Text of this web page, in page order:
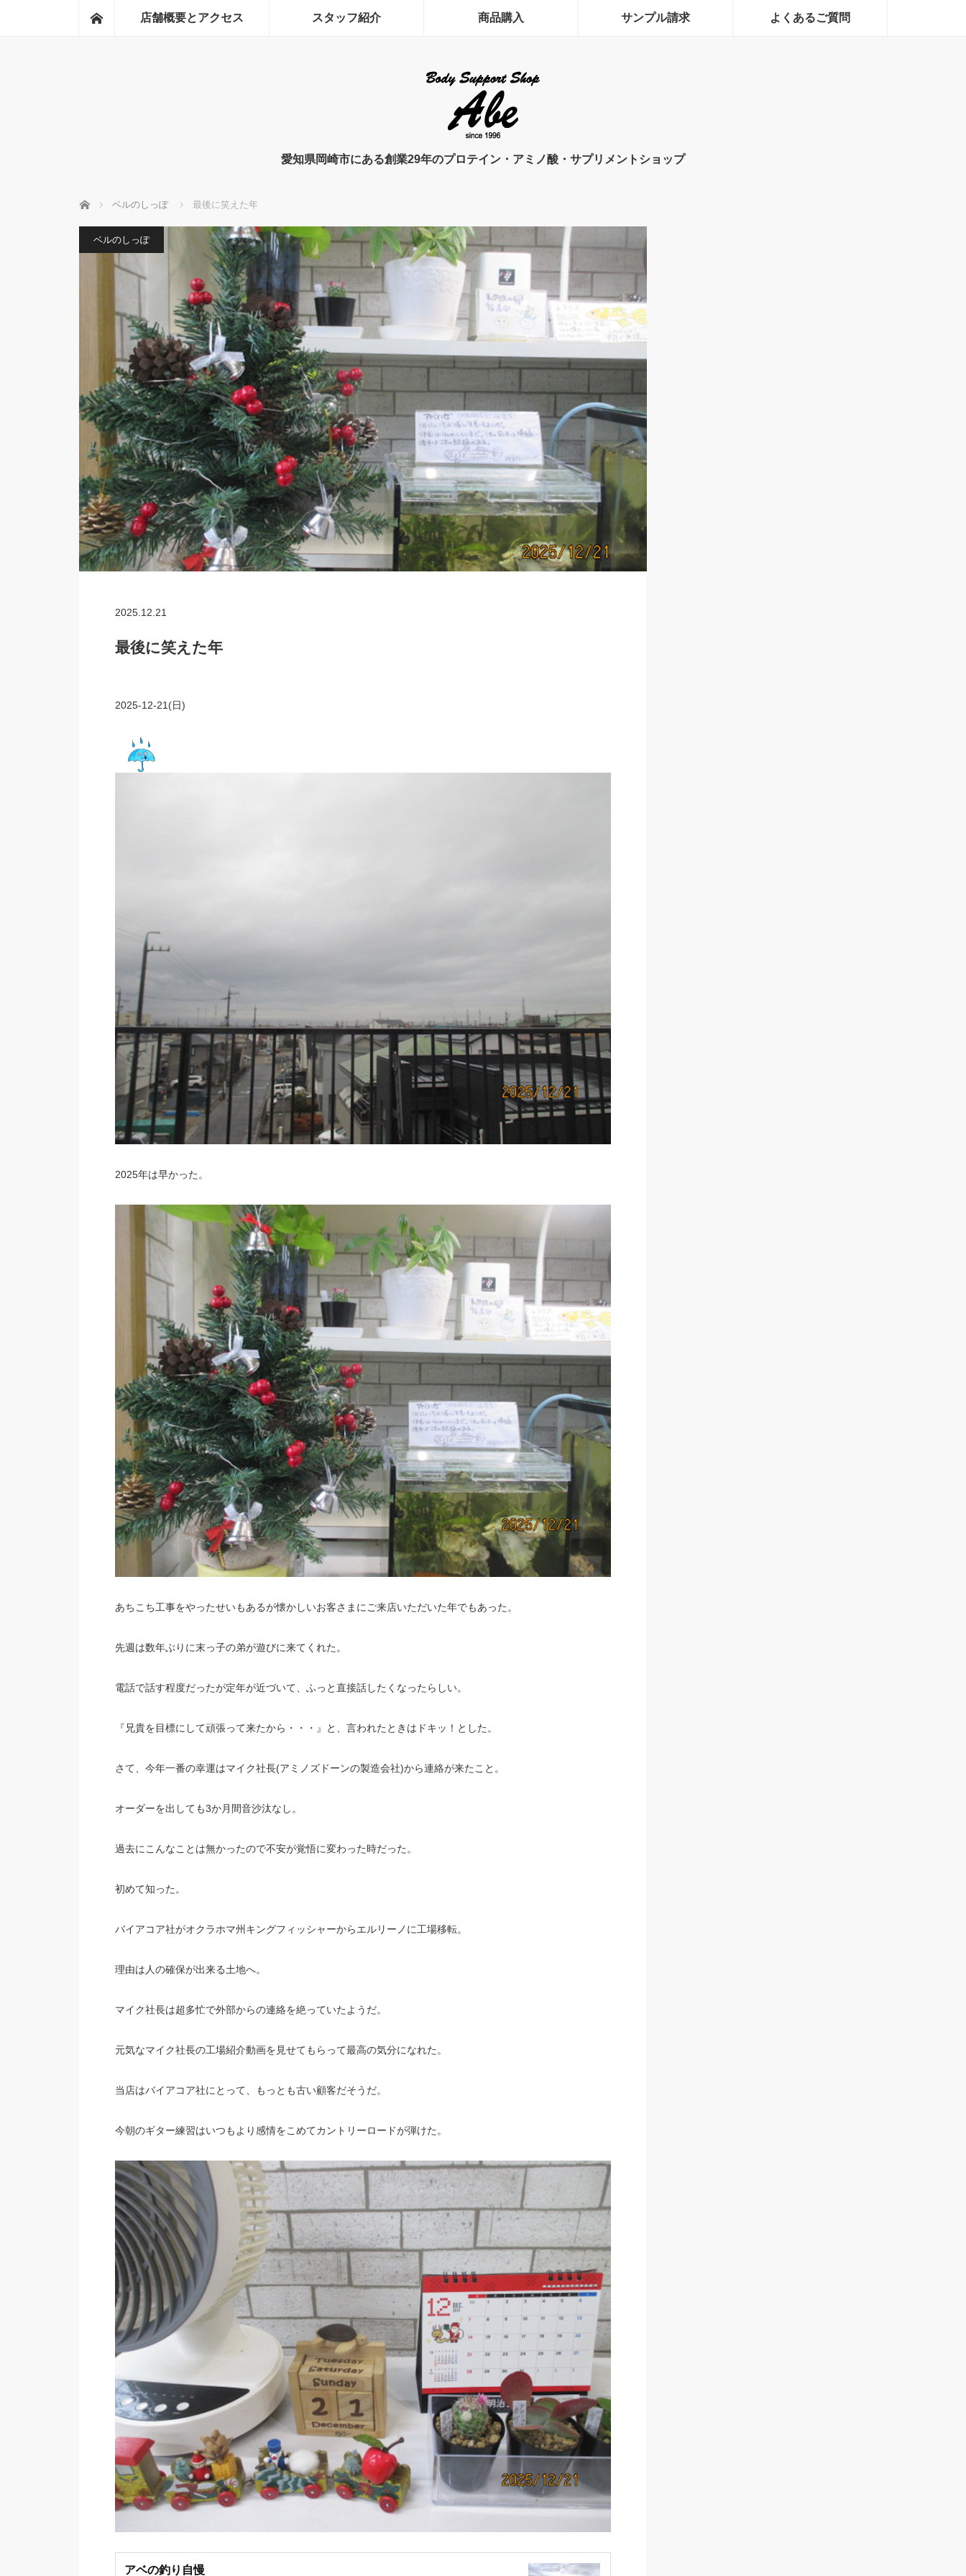
ホーム店舗概要とアクセス スタッフ紹介 商品購入 サンプル請求 よくあるご質問
愛知県岡崎市にある創業29年のプロテイン・アミノ酸・サプリメントショップ
ホーム ベルのしっぽ 最後に笑えた年
ベルのしっぽ
2025.12.21
最後に笑えた年
2025-12-21(日)
2025年は早かった。
あちこち工事をやったせいもあるが懐かしいお客さまにご来店いただいた年でもあった。
先週は数年ぶりに末っ子の弟が遊びに来てくれた。
電話で話す程度だったが定年が近づいて、ふっと直接話したくなったらしい。
『兄貴を目標にして頑張って来たから・・・』と、言われたときはドキッ！とした。
さて、今年一番の幸運はマイク社長(アミノズドーンの製造会社)から連絡が来たこと。
オーダーを出しても3か月間音沙汰なし。
過去にこんなことは無かったので不安が覚悟に変わった時だった。
初めて知った。
バイアコア社がオクラホマ州キングフィッシャーからエルリーノに工場移転。
理由は人の確保が出来る土地へ。
マイク社長は超多忙で外部からの連絡を絶っていたようだ。
元気なマイク社長の工場紹介動画を見せてもらって最高の気分になれた。
当店はバイアコア社にとって、もっとも古い顧客だそうだ。
今朝のギター練習はいつもより感情をこめてカントリーロードが弾けた。
アベの釣り自慢